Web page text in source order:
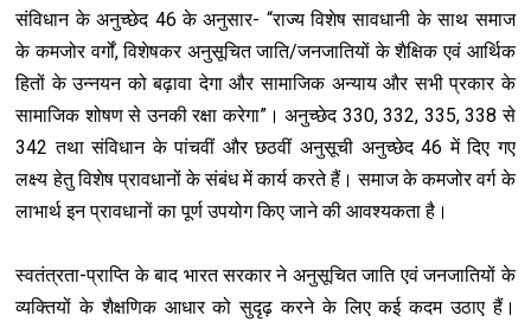
संविधान के अनुच्छेद 46 के अनुसार- “राज्य विशेष सावधानी के साथ समाज
के कमजोर वर्गों, विशेषकर अनुसूचित जाति/जनजातियों के शैक्षिक एवं आर्थिक
हितों के उन्नयन को बढ़ावा देगा और सामाजिक अन्याय और सभी प्रकार के
सामाजिक शोषण से उनकी रक्षा करेगा”। अनुच्छेद 330, 332, 335, 338 से
342 तथा संविधान के पांचवीं और छठवीं अनुसूची अनुच्छेद 46 में दिए गए
लक्ष्य हेतु विशेष प्रावधानों के संबंध में कार्य करते हैं। समाज के कमजोर वर्ग के
लाभार्थ इन प्रावधानों का पूर्ण उपयोग किए जाने की आवश्यकता है।
स्वतंत्रता-प्राप्ति के बाद भारत सरकार ने अनुसूचित जाति एवं जनजातियों के
व्यक्तियों के शैक्षणिक आधार को सुदृढ़ करने के लिए कई कदम उठाए हैं।